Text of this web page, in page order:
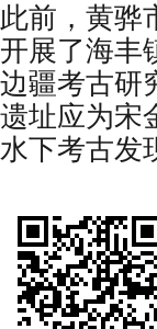
此前，黄骅
开展了海丰
边疆考古研
遗址应为宋
水下考古发